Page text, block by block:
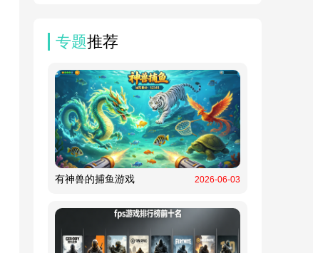
专题推荐
有神兽的捕鱼游戏 2026-06-03